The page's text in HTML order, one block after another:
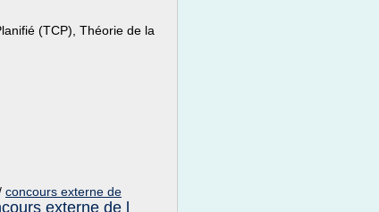
(TCP), Théorie de la
concours externe de
externe de l